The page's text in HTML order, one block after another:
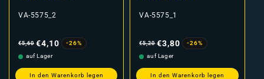
VA-5575_2
Preis
€5,60 €4,10
-26%
auf Lager
In den Warenkorb legen
VA-5575_1
Preis
€5,20 €3,80
-26%
auf Lager
In den Warenkorb legen